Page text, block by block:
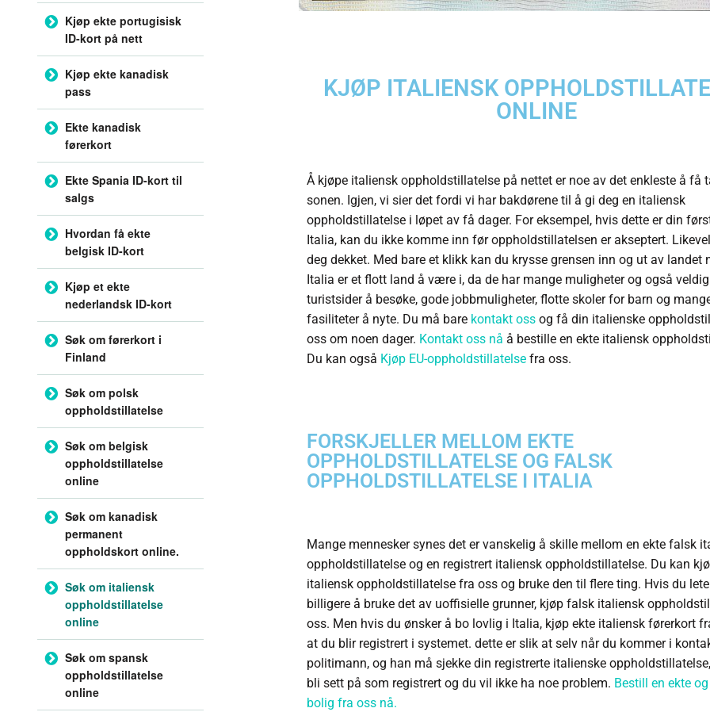
KJØP ITALIENSK
ONLINE
Å kjøpe italiensk oppholdstillatelse på nettet er noe av det enkleste å få
sonen. Igjen, vi sier det fordi vi har bakdørene til å gi deg en italiensk
oppholdstillatelse i løpet av få dager. For eksempel, hvis dette er din
Italia, kan du ikke komme inn før oppholdstillatelsen er akseptert.
deg dekket. Med bare et klikk kan du krysse grensen inn og ut av landet
Italia er et flott land å være i, da de har mange muligheter og også
turistsider å besøke, gode jobbmuligheter, flotte skoler for barn og
fasiliteter å nyte. Du må bare kontakt oss og få din italienske
oss om noen dager. Kontakt oss nå å bestille en ekte italiensk
Du kan også Kjøp EU-oppholdstillatelse fra oss.
FORSKJELLER MELLOM EKTE
OPPHOLDSTILLATELSE OG FALSK
OPPHOLDSTILLATELSE I ITALIA
Mange mennesker synes det er vanskelig å skille mellom en ekte falsk
oppholdstillatelse og en registrert italiensk oppholdstillatelse. Du kan
italiensk oppholdstillatelse fra oss og bruke den til flere ting. Hvis du
billigere å bruke det av uoffisielle grunner, kjøp falsk italiensk
oss. Men hvis du ønsker å bo lovlig i Italia, kjøp ekte italiensk førerkort
at du blir registrert i systemet. dette er slik at selv når du kommer i
politimann, og han må sjekke din registrerte italienske
bli sett på som registrert og du vil ikke ha noe problem. Bestill en ekte
bolig fra oss nå.
Kjøp ekte portugisisk
ID-kort på nett
Kjøp ekte kanadisk
pass
Ekte kanadisk
førerkort
Ekte Spania ID-kort til
salgs
Hvordan få ekte
belgisk ID-kort
Kjøp et ekte
nederlandsk ID-kort
Søk om førerkort i
Finland
Søk om polsk
oppholdstillatelse
Søk om belgisk
oppholdstillatelse
online
Søk om kanadisk
permanent
oppholdskort online.
Søk om italiensk
oppholdstillatelse
online
Søk om spansk
oppholdstillatelse
online